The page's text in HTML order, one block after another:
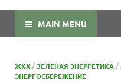
MAIN MENU
ЖКХ /ЗЕЛЕНАЯ ЭНЕРГЕТИКА /
ЭНЕРГОСБЕРЕЖЕНИЕ